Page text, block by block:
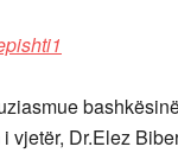
Dr.Elez